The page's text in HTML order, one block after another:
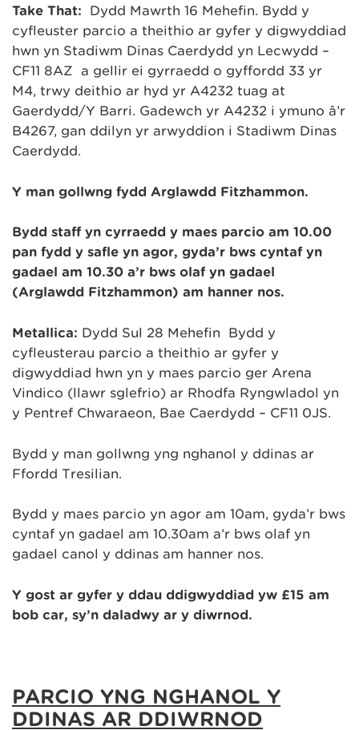
Take That: Dydd Mawrth 16 Mehefin. Bydd y
cyfleuster parcio a theithio ar gyfer y digwyddiad
hwn yn Stadiwm Dinas Caerdydd yn Lecwydd –
CF11 8AZ a gellir ei gyrraedd o gyffordd 33 yr
M4, trwy deithio ar hyd yr A4232 tuag at
Gaerdydd/Y Barri. Gadewch yr A4232 i ymuno â’r
B4267, gan ddilyn yr arwyddion i Stadiwm Dinas
Caerdydd.
Y man gollwng fydd Arglawdd Fitzhammon.
Bydd staff yn cyrraedd y maes parcio am 10.00
pan fydd y safle yn agor, gyda’r bws cyntaf yn
gadael am 10.30 a’r bws olaf yn gadael
(Arglawdd Fitzhammon) am hanner nos.
Metallica: Dydd Sul 28 Mehefin Bydd y
cyfleusterau parcio a theithio ar gyfer y
digwyddiad hwn yn y maes parcio ger Arena
Vindico (llawr sglefrio) ar Rhodfa Ryngwladol yn
y Pentref Chwaraeon, Bae Caerdydd – CF11 0JS.
Bydd y man gollwng yng nghanol y ddinas ar
Ffordd Tresilian.
Bydd y maes parcio yn agor am 10am, gyda’r bws
cyntaf yn gadael am 10.30am a’r bws olaf yn
gadael canol y ddinas am hanner nos.
Y gost ar gyfer y ddau ddigwyddiad yw £15 am
bob car, sy’n daladwy ar y diwrnod.
PARCIO YNG NGHANOL Y
DDINAS AR DDIWRNOD